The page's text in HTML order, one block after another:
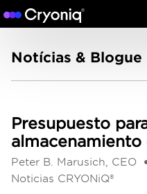
Notícias & Blogue
Presupuesto
almacenamiento
Peter B. Marusich, CEO
Noticias CRYONiQ®